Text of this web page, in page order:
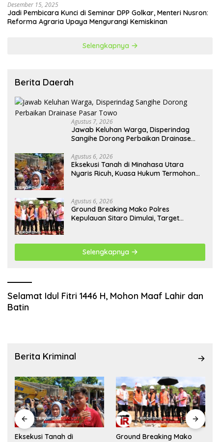
Desember 15, 2025
Jadi Pembicara Kunci di Seminar DPP Golkar, Menteri Nusron:
Reforma Agraria Upaya Mengurangi Kemiskinan
Selengkapnya
Berita Daerah
Agustus 7, 2026
Jawab Keluhan Warga, Disperindag
Sangihe Dorong Perbaikan Drainase
Agustus 6, 2026
Eksekusi Tanah di Minahasa Utara
Nyaris Ricuh, Kuasa Hukum Termohon
Agustus 6, 2026
Ground Breaking Mako Polres
Kepulauan Sitaro Dimulai, Target
Selengkapnya
Selamat Idul Fitri 1446 H, Mohon Maaf Lahir dan
Batin
Berita Kriminal
Eksekusi Tanah di
Ground Breaking Mako